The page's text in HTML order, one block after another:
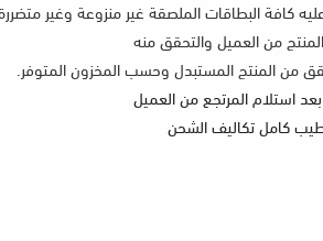
كافة البطاقات الملصقة غير منزوعة وغير
المنتج من العميل والتحقق منه
كامل تكاليف الشحن